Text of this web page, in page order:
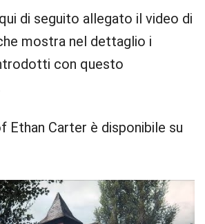
di seguito allegato il video di
mostra nel dettaglio i
con questo
Ethan Carter è disponibile su